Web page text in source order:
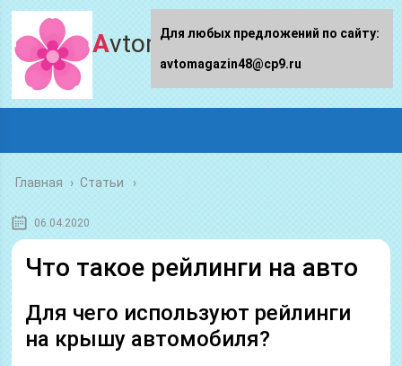
Avtomagazin48.ru
Главная › Статьи
06.04.2020
Что такое рейлинги на авто
Для чего используют рейлинги
на крышу автомобиля?
Для любых предложений по сайту:
avtomagazin48@cp9.ru